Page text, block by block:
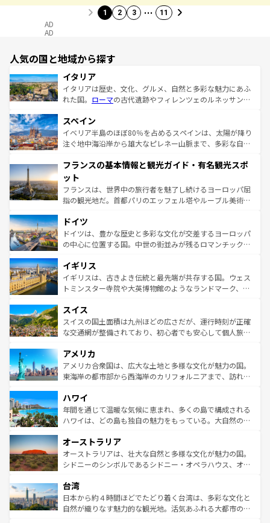
1 2 3 … 11
AD
AD
人気の国と地域から探す
イタリア
イタリアは歴史、文化、グルメ、自然と多彩な魅力にあふ
れた国。 ローマの古代遺跡やフィレンツェのルネッサンス
ろん、トスカーナの美しい田園風景やアマルフィ海岸の絶
景など、自然景観も見逃せない。観光の合間には、本場の
ピザやパスタなど、絶品のイタリア料理を堪能することも
ませてくれるイタリアで、忘れられない旅をしてみよう！
なお、新着のイタリア情報は
しい。
スペイン
イベリア半島のほぼ80％を占めるスペインは、太陽が降り
注ぐ地中海沿岸から雄大なピレネー山脈まで、多彩な自然
文化が根付くこの国では、情熱的なフラメンコ、熱気あふ
れる闘牛、そして美味しいタパスが生活の一部となってい
る。首都マドリードの洗練された雰囲気や、バルセロナの
アートに溢れた街角から、地方では古代ローマ遺跡や中世
せる。地方によって風土や気候が異なるスペインはその個
性で訪れる人を魅了する。 なお、新着のスペイン情報は コ
ンテンツ一覧を参照してほしい。
フランスの基本情報と観光ガイド・有名観光スポ
ット
フランスは、世界中の旅行者を魅了し続けるヨーロッパ屈
指の観光地だ。首都パリのエッフェル塔やルーブル美術館
で、幅広い魅力が詰まっている。華麗な宮殿、歴史的な大
聖堂、美しいビーチ、そして豊かな自然が、訪れる者を心
から魅了する。また、フランスは美食の国としても知ら
いる。シャンパンの発祥地であるランス、プロヴァンスの
香り高いラベンダー畑など、多彩な楽しみ方が可能だ。さ
らに、パリ以外の地域にも魅力が溢れており、どの街角に
れる地方に足を運ぶとそれぞれで全く異なる文化を体験で
きるだろう。 なお、新着のフランス情報はコンテンツ一覧
を参照してほしい。
ドイツ
ドイツは、豊かな歴史と多彩な文化が交差するヨーロッパ
の中心に位置する国。中世の街並みが残るロマンチック街
顔を持つこの国は、どこを歩いても飽きることがない。ベ
ルリンの文化的活気、バイエルン州のアルプスの絶景、そ
してライン川沿いのワイン畑といった風景は必見。ビール
は、お酒好きな人にはぜひ体験してほしい。 なお、新着の
ドイツ情報はコンテンツ一覧を参照してほしい。
イギリス
イギリスは、古きよき伝統と最先端が共存する国。ウェス
トミンスター寺院や大英博物館のようなランドマーク、歴
リアごとに異なる魅力がある。また、優雅なアフタヌーン
ティー、ビール好きにはたまらない英国パブ、サッカー観
戦など、本場だからこそできる体験も豊富。イギリスを旅
ンツ一覧を参照してほしい。
スイス
スイスの国土面積は九州ほどの広さだが、運行時刻が正確
な交通網が整備されており、初心者でも安心して個人旅行
の建物がそのまま残る町や、スイスならではのユニークな
博物館もあり、アルプス観光だけでなく町歩きも満喫する
ことができる。国民の所得が高いため物価も高いが、旅行
ば市内交通費無料で観光を楽しむこともできる。 なお、新
着のスイス情報はコンテンツ一覧 を参照してほしい。
アメリカ
アメリカ合衆国は、広大な土地と多様な文化が魅力の国。
東海岸の都市部から西海岸のカリフォルニアまで、訪れる
のような巨大都市は、観光、ショッピング、エンターテイ
ンメントが詰まった刺激的なスポットだ。一方、アメリカ
西部には大自然が広がり、グランドキャニオンやイエロー
部のニューオーリンズでは、音楽と美食が融合した独特の
文化が魅力。旅行者はアメリカの各地域で異なる魅力を楽
しみながら、その多様性と豊かな歴史を感じることができ
ならではの贅沢な旅のスタイルだ。 なお、新着のアメリカ
情報はコンテンツ一覧を参照してほしい。
ハワイ
年間を通じて温暖な気候に恵まれ、多くの島で構成される
ハワイは、どの島も独自の魅力をもっている。大自然の神
ワイ島は見逃せない。また、定番の観光地といえばオアフ
島だが、静かな自然を求めるならマウイ島やカウアイ島が
おすすめ。エメラルドグリーンに輝く海をはじめ、豊かな
れるおもてなしの心で訪れる人々を迎えてくれるハワイの
人々、おいしいローカルフードやハワイアンミュージッ
ク、伝統的なフラダンスなど、すべてがハワイの魅力を彩
オーストラリア
オーストラリアは、壮大な自然と多様な文化が魅力の国。
シドニーのシンボルであるシドニー・オペラハウス、オー
リアリーフや大陸中央部にそびえるウルル（エアーズロッ
ク）、タスマニアの美しい原生林やケアンズの熱帯雨林な
ど、見どころがたくさん。また、カフェやワイン、オージ
台湾
日本から約４時間ほどでたどり着く台湾は、多彩な文化と
自然が織りなす魅力的な観光地。活気あふれる大都市の台